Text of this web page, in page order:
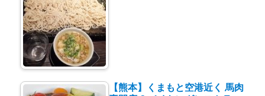
【熊本】くまもと空港近く 馬肉